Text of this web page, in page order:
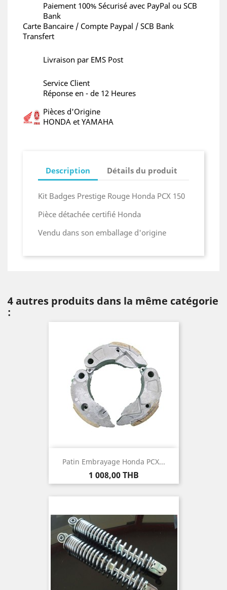
Paiement 100% Sécurisé avec PayPal ou SCB
Bank
Carte Bancaire / Compte Paypal / SCB Bank
Transfert
Livraison par EMS Post
Service Client
Réponse en - de 12 Heures
Pièces d'Origine
HONDA et YAMAHA
Description Détails du produit
Kit Badges Prestige Rouge Honda PCX 150
Pièce détachée certifié Honda
Vendu dans son emballage d'origine
4 autres produits dans la même catégorie
:
Patin Embrayage Honda PCX...
Prix
1 008,00 THB